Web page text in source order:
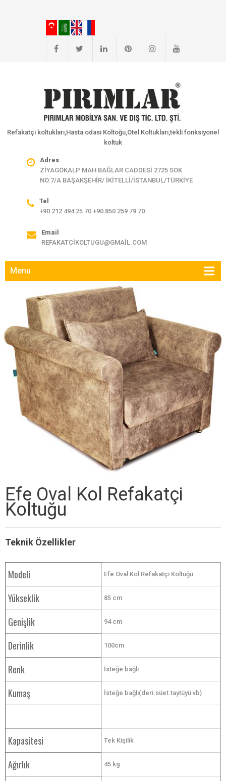
Refakatçi koltukları,Hasta odası Koltoğu,Otel Koltukları,tekli fonksiyonel
koltuk
Adres
ZİYAGÖKALP MAH BAĞLAR CADDESİ 2725 SOK
NO:7/A BAŞAKŞEHİR/ İKİTELLİ/İSTANBUL/TÜRKİYE
Tel
+90 212 494 25 70 +90 850 259 79 70
Email
REFAKATCIKOLTUGU@GMAIL.COM
Menu
Efe Oval Kol Refakatçi
Koltuğu
Teknik Özellikler
Modeli Efe Oval Kol Refakatçi Koltuğu
Yükseklik 85 cm
Genişlik 94 cm
Derinlik 100cm
Renk İsteğe bağlı
Kumaş İsteğe bağlı(deri.süet.taytüyü vb)
Kapasitesi Tek Kişilik
Ağırlık 45 kg